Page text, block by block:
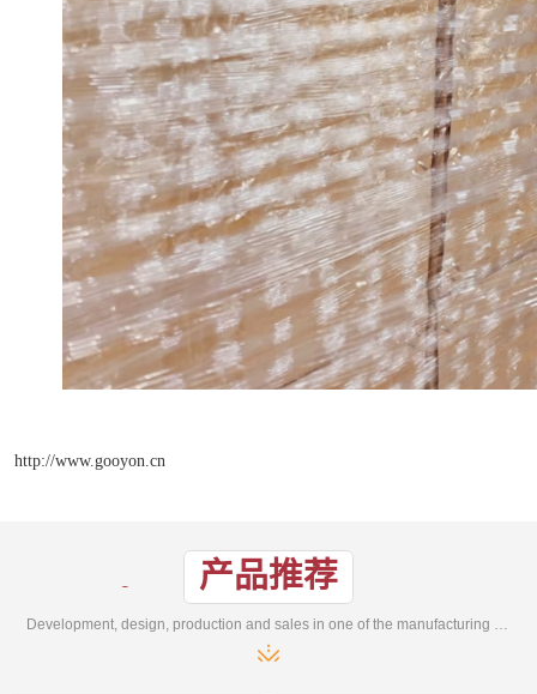
http://www.gooyon.cn
产品推荐
Development, design, production and sales in one of the manufacturing enterprises